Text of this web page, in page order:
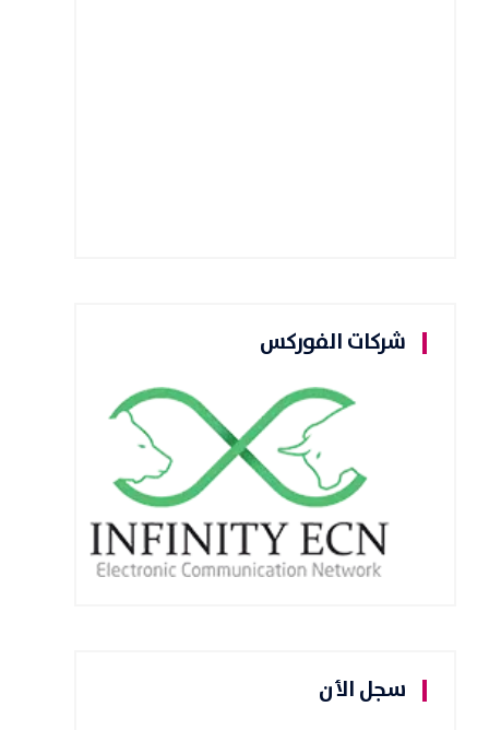
شركات الفوركس
سجل الأن